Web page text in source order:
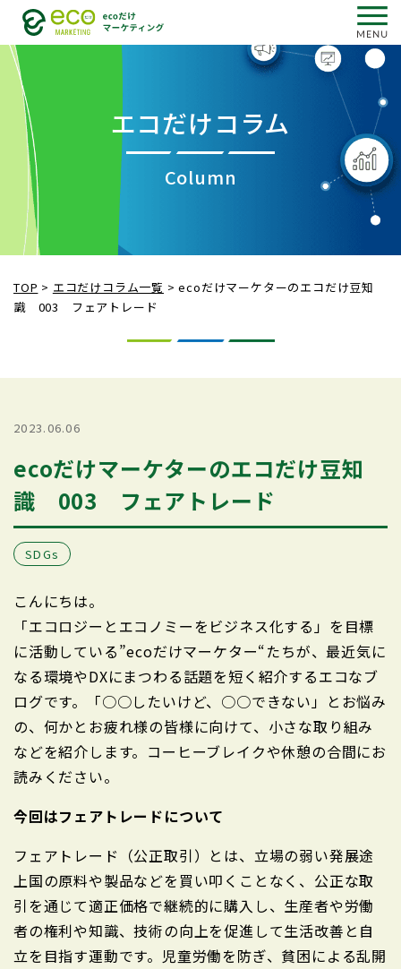
エコだけコラム
Column
TOP > エコだけコラム一覧 >ecoだけマーケターのエコだけ豆知
識 003 フェアトレード
2023.06.06
ecoだけマーケターのエコだけ豆知
識 003 フェアトレード
SDGs
こんにちは。
「エコロジーとエコノミーをビジネス化する」を目標
に活動している”ecoだけマーケター“たちが、最近気に
なる環境やDXにまつわる話題を短く紹介するエコなブ
ログです。「○○したいけど、○○できない」とお悩み
の、何かとお疲れ様の皆様に向けて、小さな取り組み
などを紹介します。コーヒーブレイクや休憩の合間にお
読みください。
今回はフェアトレードについて
フェアトレード（公正取引）とは、立場の弱い発展途
上国の原料や製品などを買い叩くことなく、公正な取
引を通じて適正価格で継続的に購入し、生産者や労働
者の権利や知識、技術の向上を促進して生活改善と自
立を目指す運動です。児童労働を防ぎ、貧困による乱開